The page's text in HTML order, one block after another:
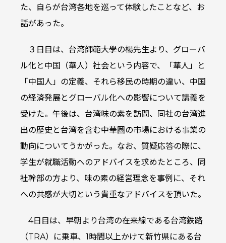
た、自らが台湾各地を巡って体験したことなど、お
話があった。
３日目は、台湾師範大學の楊先生より、グローバ
ル化と中国（華人）社会という内容で、「華人」と
「中国人」の定義、それら移民の時期の違い、中国
の経済発展とグローバル化への影響について講義を
受けた。午後は、台湾味の素を訪問、同社の台湾進
出の歴史と台湾を含む中華圏の市場における事業の
動向についてうかがった。なお、質疑応答の際に、
学生が就職活動へのアドバイスを求めたところ、同
社幹部の方より、味の素の経営理念を事例に、それ
への共感が大切という貴重なアドバイスを頂いた。
4日目は、早朝より台湾の在来線である台湾鉄路
（TRA）に乗車、1時間以上かけて新竹県にある台